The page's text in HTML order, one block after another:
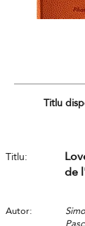
Titlu
Titlu:
de
Autor: